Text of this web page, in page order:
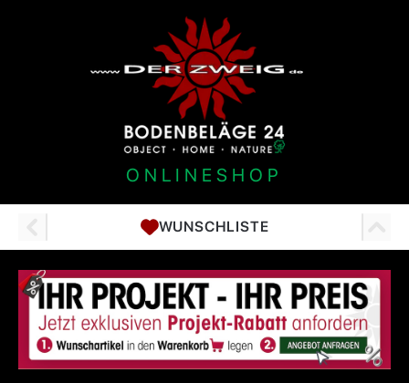
ONLINESHOP
WUNSCHLISTE